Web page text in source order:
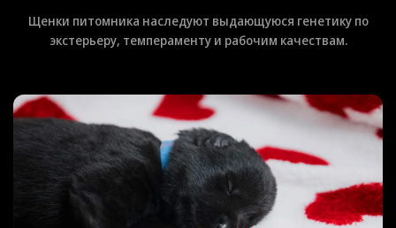
Щенки питомника наследуют выдающуюся генетику по
экстерьеру, темпераменту и рабочим качествам.